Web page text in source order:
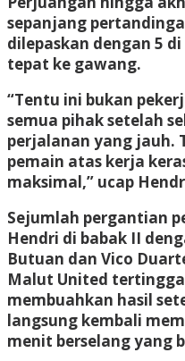
sepanjang
dilepaskan dengan 5
tepat ke gawang.
“Tentu ini bukan
semua pihak setelah
perjalanan yang jauh.
pemain atas kerja
maksimal,” ucap
Sejumlah pergantian
Hendri di babak II
Butuan dan Vico
Malut United
membuahkan hasil
langsung kembali
menit berselang yang